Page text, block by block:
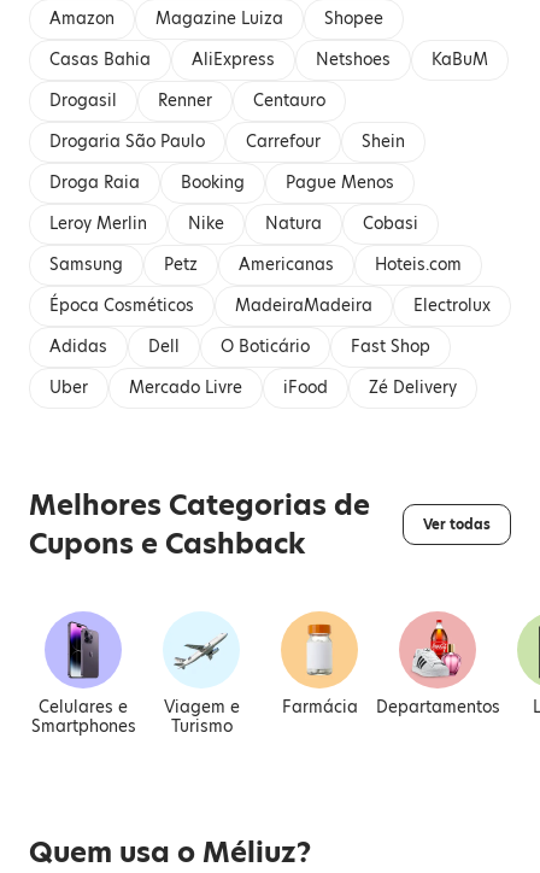
Amazon Magazine Luiza
Shopee
Casas Bahia
AliExpress Netshoes
KaBuM
Drogasil
Renner
Centauro
Drogaria São Paulo
Carrefour
Shein
Droga Raia
Booking
Pague Menos
Leroy Merlin
Nike Natura
Cobasi
Samsung
Petz Americanas
Hoteis.com
Época Cosméticos
MadeiraMadeira
Electrolux
Adidas
Dell O Boticário
Fast Shop
Uber
Mercado Livre iFood Zé Delivery
Melhores Categorias de
Cupons e Cashback
Ver todas
Celulares e
Smartphones
Viagem e
Turismo
Farmácia Departamentos
Quem usa o Méliuz?